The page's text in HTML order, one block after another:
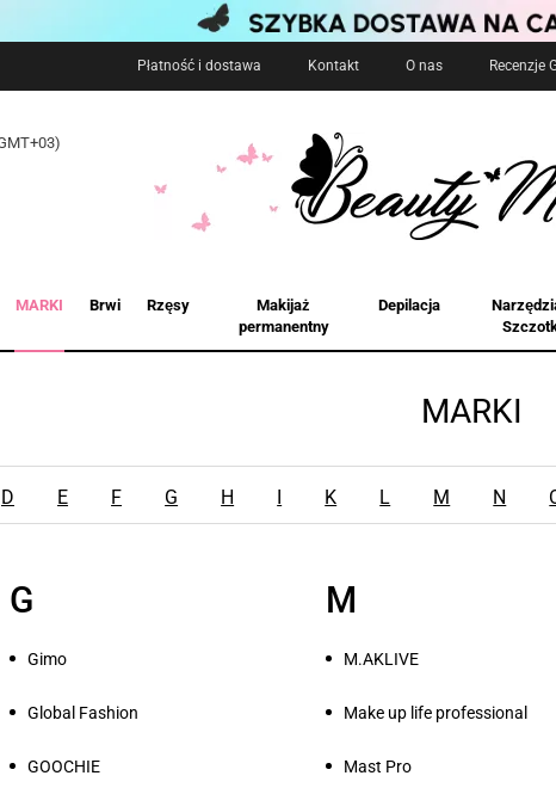
Płatność i dostawa Kontakt O nas Recenzje
MARKI Brwi Rzęsy
Makijaż
permanentny
Depilacja
MARKI
D E F G H I K L M N
G
Gimo
Global Fashion
GOOCHIE
M
M.AKLIVE
Make up life professional
Mast Pro